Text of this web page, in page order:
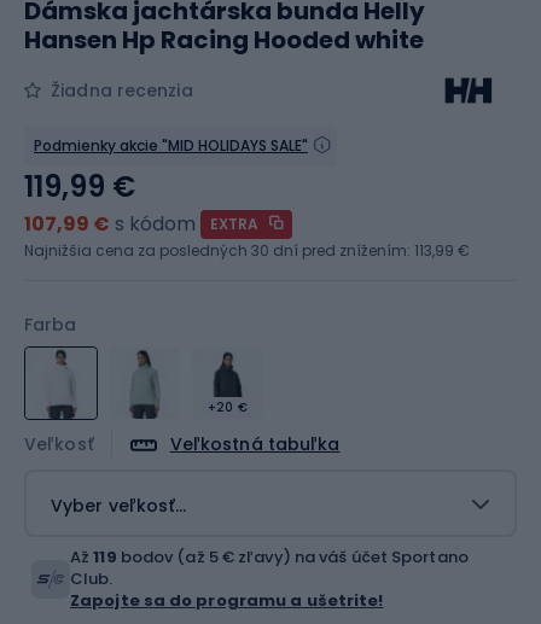
Dámska jachtárska bunda Helly
Hansen Hp Racing Hooded white
Žiadna recenzia
Podmienky akcie "MID HOLIDAYS SALE"
Farba
+20 €
Veľkosť Veľkostná tabuľka
Vyber veľkosť...
119,99 €
107,99 € s kódom
EXTRA
Najnižšia cena za posledných 30 dní pred znížením: 113,99 €
Až119 bodov (až 5 € zľavy) na váš účet Sportano
Club.
Zapojte sa do programu a ušetrite!